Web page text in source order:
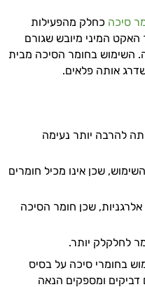
סיכה כחלק מהפעילות
המיני מיובש שגורם
השימוש בחומר הסיכה מבית
אותה פלאים.
להרבה יותר נעימה
שכן אינו מכיל חומרים
שכן חומר הסיכה
לחלקלק יותר.
בחומרי סיכה על בסיס
דביקים ומספקים הנאה